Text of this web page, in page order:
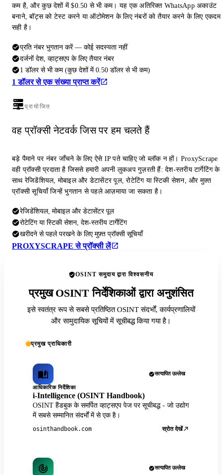
कम है, और कुछ देशों में $0.50 से भी कम। यह एक अतिरिक्त WhatsApp अकाउंट
बनाने, बॉट्स को टेस्ट करने या ऑटोमेशन के लिए नंबरों को तैयार करने के लिए एकदम
सही है।
प्रति नंबर भुगतान करें — कोई सदस्यता नहीं
दर्जनों देश, व्हाट्सएप के लिए तैयार नंबर
1 डॉलर से भी कम (कुछ देशों में 0.50 डॉलर से भी कम)
1 डॉलर से एक संख्या प्राप्त करें
प्रायोजित
वह प्रॉक्सी नेटवर्क जिस पर हम चलते हैं
बड़े पैमाने पर नंबर जाँचने के लिए ऐसे IP पते चाहिए जो ब्लॉक न हों। ProxyScrape
वही प्रॉक्सी प्रदाता है जिससे हमारी अपनी लुकअप गुज़रती हैं: देश-स्तरीय टार्गेटिंग के
साथ रेजिडेंशियल, मोबाइल और डेटासेंटर पूल, रोटेटिंग या स्टिकी सेशन, और मुफ़्त
प्रॉक्सी सूचियाँ जिन्हें भुगतान से पहले आज़माया जा सकता है।
रेजिडेंशियल, मोबाइल और डेटासेंटर पूल
रोटेटिंग या स्टिकी सेशन, देश-स्तरीय टार्गेटिंग
खरीदने से पहले परखने के लिए मुफ़्त प्रॉक्सी सूचियाँ
PROXYSCRAPE से प्रॉक्सी लें
OSINT समुदाय द्वारा विश्वसनीय
प्रमुख OSINT निर्देशिकाओं द्वारा अनुशंसित
इसे स्वतंत्र रूप से सबसे प्रतिष्ठित OSINT संदर्भों, कार्यप्रणालियों
और सामुदायिक सूचियों में सूचीबद्ध किया गया है।
प्रमुख प्राधिकारी
सत्यापित उल्लेख
आधिकारिक निर्देशिका
i-Intelligence (OSINT Handbook)
OSINT हैंडबुक के समर्पित व्हाट्सएप पेज पर सूचीबद्ध - जो उद्योग
में सबसे सम्मानित संदर्भों में से एक है।
osinthandbook.com स्रोत देखें
सत्यापित उल्लेख